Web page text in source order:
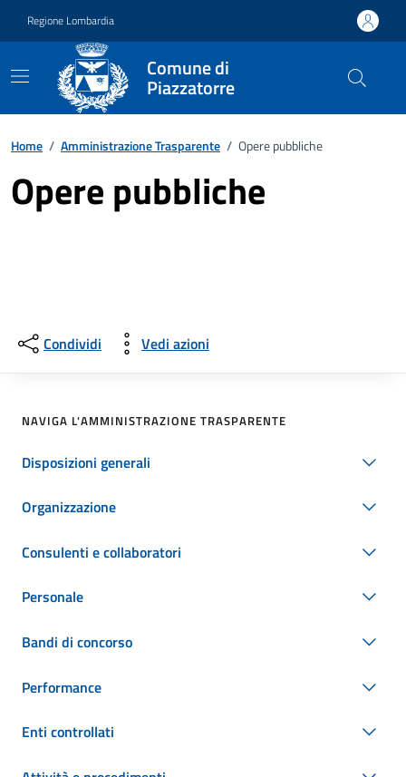
Regione Lombardia
Comune di
Piazzatorre
Home / Amministrazione Trasparente / Opere pubbliche
Opere pubbliche
Condividi Vedi azioni
NAVIGA L'AMMINISTRAZIONE TRASPARENTE
Disposizioni generali
Organizzazione
Consulenti e collaboratori
Personale
Bandi di concorso
Performance
Enti controllati